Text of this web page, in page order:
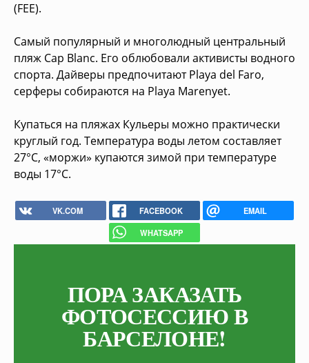
(FEE).
Самый популярный и многолюдный центральный
пляж Cap Blanc. Его облюбовали активисты водного
спорта. Дайверы предпочитают Playa del Faro,
серферы собираются на Playa Marenyet.
Купаться на пляжах Кульеры можно практически
круглый год. Температура воды летом составляет
27°C, «моржи» купаются зимой при температуре
воды 17°C.
VK.COM FACEBOOK
EMAIL
WHATSAPP
ПОРА ЗАКАЗАТЬ
ФОТОСЕССИЮ В
БАРСЕЛОНЕ!